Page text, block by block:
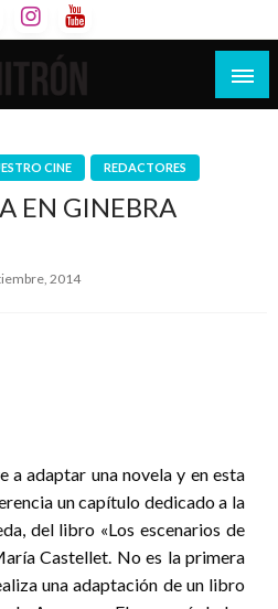
de cine española y
CINE REDACTORES
EN GINEBRA
2014
a adaptar una novela y en esta
un capítulo dedicado a la
del libro «Los escenarios de
Castellet. No es la primera
una adaptación de un libro